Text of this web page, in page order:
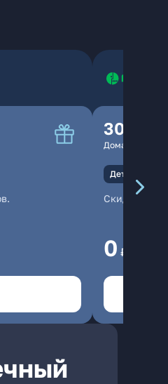
300
Домашний
Детали
Скидка
0 ₽/мес